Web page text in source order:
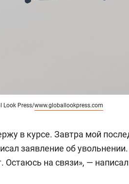
Look Press/www.globallookpress.com
в курсе. Завтра мой
заявление об
Остаюсь на связи», —